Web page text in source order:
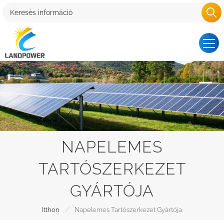
NAPELEMES
TARTÓSZERKEZET
GYÁRTÓJA
Itthon / Napelemes Tartószerkezet Gyártója